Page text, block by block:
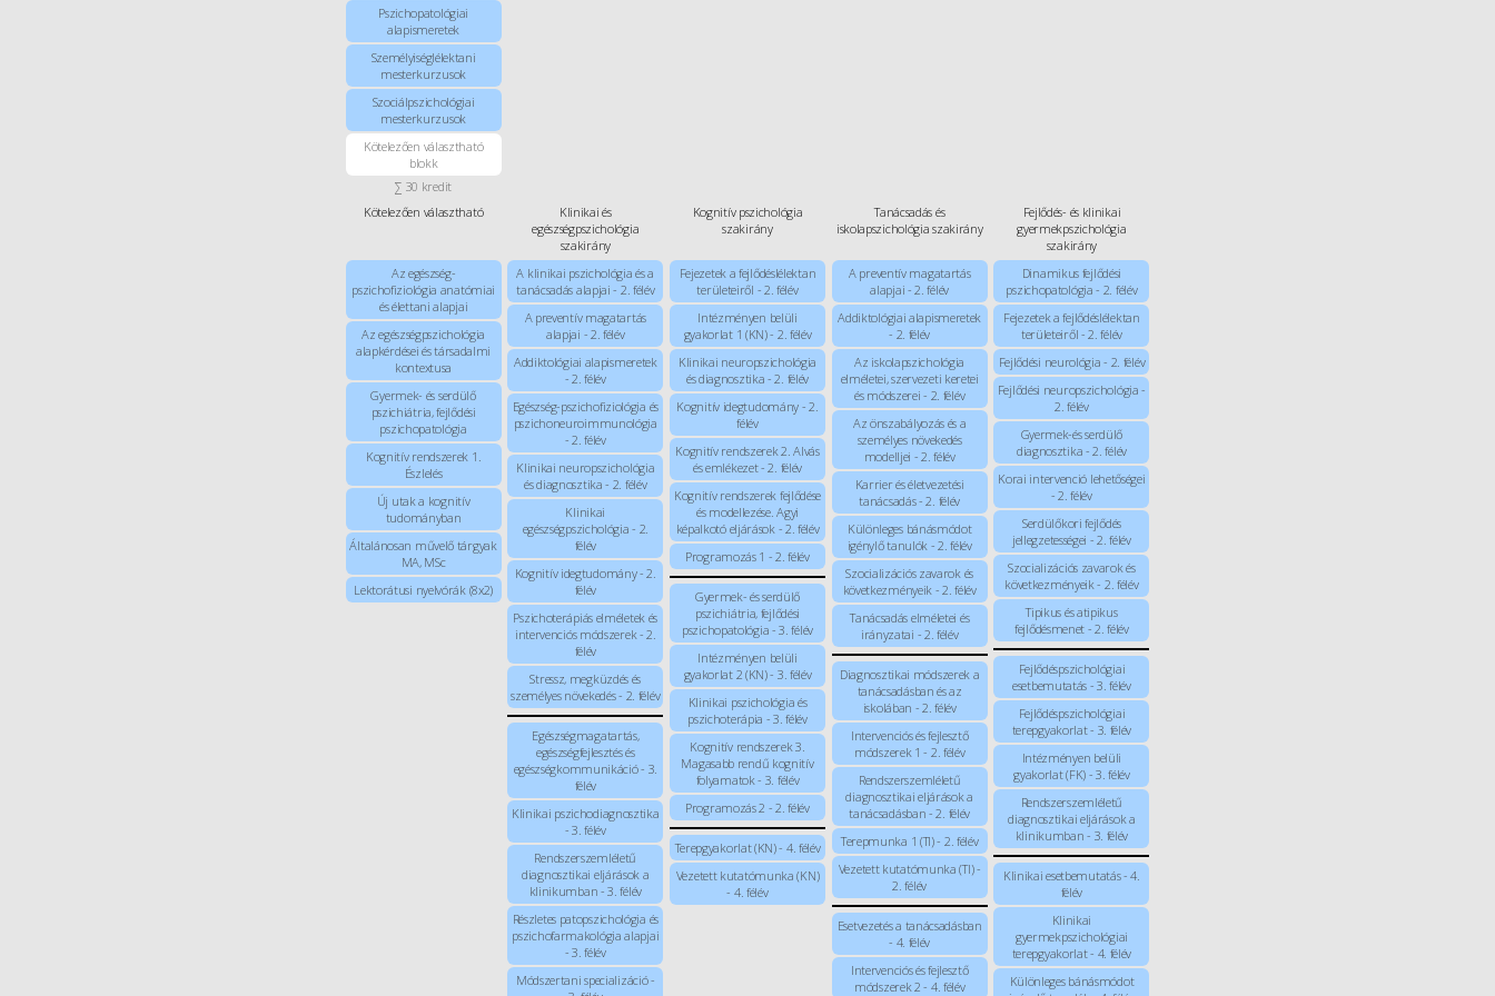
Pszichopatológiai
alapismeretek
Személyiséglélektani
mesterkurzusok
Szociálpszichológiai
mesterkurzusok
Kötelezően választható
blokk
∑ 30 kredit
Kötelezően választható
Az egészség-
pszichofiziológia anatómiai
és élettani alapjai
Az egészségpszichológia
alapkérdései és társadalmi
kontextusa
Gyermek- és serdülő
pszichiátria, fejlődési
pszichopatológia
Kognitív rendszerek 1.
Észlelés
Új utak a kognitív
tudományban
Általánosan művelő tárgyak
MA, MSc
Lektorátusi nyelvórák (8x2)
Klinikai és
egészségpszichológia
szakirány
A klinikai pszichológia és a
tanácsadás alapjai - 2. félév
A preventív magatartás
alapjai - 2. félév
Addiktológiai alapismeretek
- 2. félév
Egészség-pszichofiziológia és
pszichoneuroimmunológia
- 2. félév
Klinikai neuropszichológia
és diagnosztika - 2. félév
Klinikai
egészségpszichológia - 2.
félév
Kognitív idegtudomány - 2.
félév
Pszichoterápiás elméletek és
intervenciós módszerek - 2.
félév
Stressz, megküzdés és
személyes növekedés - 2. félév
Egészségmagatartás,
egészségfejlesztés és
egészségkommunikáció - 3.
félév
Klinikai pszichodiagnosztika
- 3. félév
Rendszerszemléletű
diagnosztikai eljárások a
klinikumban - 3. félév
Részletes patopszichológia és
pszichofarmakológia alapjai
- 3. félév
Módszertani specializáció -
Kognitív pszichológia
szakirány
Fejezetek a fejlődéslélektan
területeiről - 2. félév
Intézményen belüli
gyakorlat 1 (KN) - 2. félév
Klinikai neuropszichológia
és diagnosztika - 2. félév
Kognitív idegtudomány - 2.
félév
Kognitív rendszerek 2. Alvás
és emlékezet - 2. félév
Kognitív rendszerek fejlődése
és modellezése. Agyi
képalkotó eljárások - 2. félév
Programozás 1 - 2. félév
Gyermek- és serdülő
pszichiátria, fejlődési
pszichopatológia - 3. félév
Intézményen belüli
gyakorlat 2 (KN) - 3. félév
Klinikai pszichológia és
pszichoterápia - 3. félév
Kognitív rendszerek 3.
Magasabb rendű kognitív
folyamatok - 3. félév
Programozás 2 - 2. félév
Terepgyakorlat (KN) - 4. félév
Vezetett kutatómunka (KN)
- 4. félév
Tanácsadás és
iskolapszichológia szakirány
A preventív magatartás
alapjai - 2. félév
Addiktológiai alapismeretek
- 2. félév
Az iskolapszichológia
elméletei, szervezeti keretei
és módszerei - 2. félév
Az önszabályozás és a
személyes növekedés
modelljei - 2. félév
Karrier és életvezetési
tanácsadás - 2. félév
Különleges bánásmódot
igénylő tanulók - 2. félév
Szocializációs zavarok és
következményeik - 2. félév
Tanácsadás elméletei és
irányzatai - 2. félév
Diagnosztikai módszerek a
tanácsadásban és az
iskolában - 2. félév
Intervenciós és fejlesztő
módszerek 1 - 2. félév
Rendszerszemléletű
diagnosztikai eljárások a
tanácsadásban - 2. félév
Terepmunka 1 (TI) - 2. félév
Vezetett kutatómunka (TI) -
2. félév
Esetvezetés a tanácsadásban
- 4. félév
Intervenciós és fejlesztő
módszerek 2 - 4. félév
Fejlődés- és klinikai
gyermekpszichológia
szakirány
Dinamikus fejlődési
pszichopatológia - 2. félév
Fejezetek a fejlődéslélektan
területeiről - 2. félév
Fejlődési neurológia - 2. félév
Fejlődési neuropszichológia -
2. félév
Gyermek-és serdülő
diagnosztika - 2. félév
Korai intervenció lehetőségei
- 2. félév
Serdülőkori fejlődés
jellegzetességei - 2. félév
Szocializációs zavarok és
következményeik - 2. félév
Tipikus és atipikus
fejlődésmenet - 2. félév
Fejlődéspszichológiai
esetbemutatás - 3. félév
Fejlődéspszichológiai
terepgyakorlat - 3. félév
Intézményen belüli
gyakorlat (FK) - 3. félév
Rendszerszemléletű
diagnosztikai eljárások a
klinikumban - 3. félév
Klinikai esetbemutatás - 4.
félév
Klinikai
gyermekpszichológiai
terepgyakorlat - 4. félév
Különleges bánásmódot